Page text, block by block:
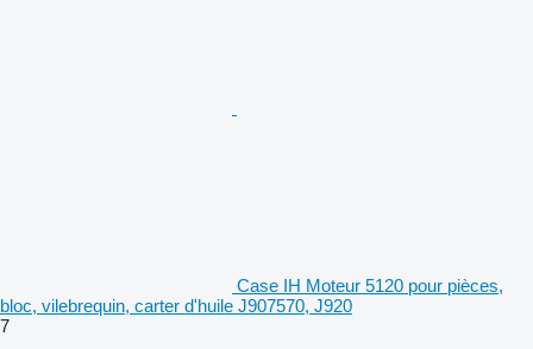
Case IH Moteur 5120 pour pièces,
bloc, vilebrequin, carter d'huile J907570, J920
7